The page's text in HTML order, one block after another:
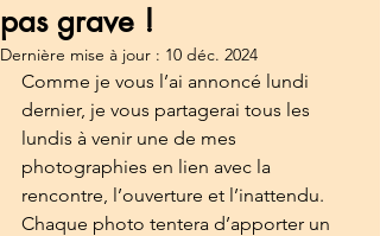
pas grave !
Dernière mise à jour : 10 déc. 2024
Comme je vous l’ai annoncé lundi
dernier, je vous partagerai tous les
lundis à venir une de mes
photographies en lien avec la
rencontre, l’ouverture et l’inattendu.
Chaque photo tentera d’apporter un